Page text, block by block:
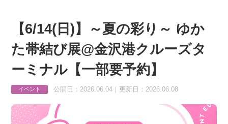
【6/14(日)】～夏の彩り～ ゆか
た帯結び展@金沢港クルーズタ
ーミナル【一部要予約】
イベント 公開日：2026.06.04｜更新日：2026.06.08